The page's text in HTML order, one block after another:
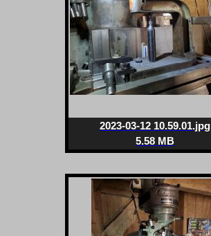
2023-03-12 10.59.01.jpg
5.58 MB